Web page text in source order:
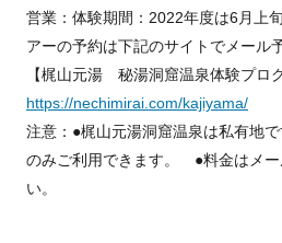
営業：体験期間：2022年度は6月上
アーの予約は下記のサイトでメール予
【梶山元湯 秘湯洞窟温泉体験プロ
https://nechimirai.com/kajiyama/
注意：●梶山元湯洞窟温泉は私有地
のみご利用できます。 ●料金はメー
い。